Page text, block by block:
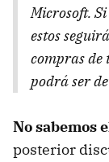
Microsoft.
estos
compras de
podrá ser
No sabemos
posterior